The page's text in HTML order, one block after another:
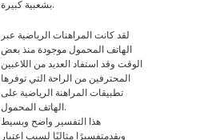
بشعبية كبيرة.
لقد كانت المراهنات الرياضية عبر
الهاتف المحمول موجودة منذ بعض
الوقت وقد استفاد العديد من اللاعبين
المحترفين من الراحة التي توفرها
تطبيقات المراهنة الرياضية على
الهاتف المحمول.
هذا التفسير واضح وبسيط
ويقدمتفسيرًا مثاليًا لسبب اعتبار